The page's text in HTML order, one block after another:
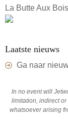
La Butte Aux Bois
Laatste nieuws
Ga naar
In no event will
limitation, indirect
whatsoever arising